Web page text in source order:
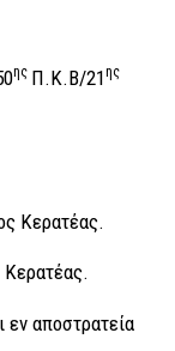
ης Π.Κ.Β/21ης
Κερατέας.
εν αποστρατεία